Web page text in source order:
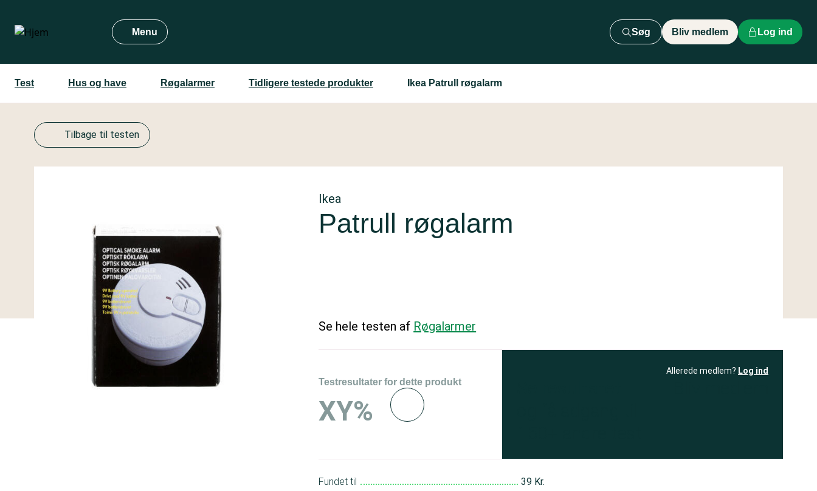
hovedindhold
Menu Søg Bliv medlem Log ind
Test Hus og have Røgalarmer Tidligere testede produkter Ikea Patrull røgalarm
Tilbage til testen
Ikea
Patrull røgalarm
Se hele testen af Røgalarmer
Testresultater for dette produkt
XY%
Allerede medlem? Log ind
Fundet til
39 Kr.